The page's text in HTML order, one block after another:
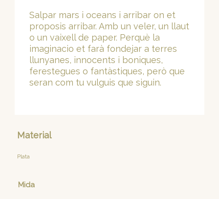
Salpar mars i oceans i arribar on et
proposis arribar. Amb un veler, un llaut
o un vaixell de paper. Perquè la
imaginacio et farà fondejar a terres
llunyanes, innocents i boniques,
ferestegues o fantàstiques, però que
seran com tu vulguis que siguin.
Material
Plata
Mida